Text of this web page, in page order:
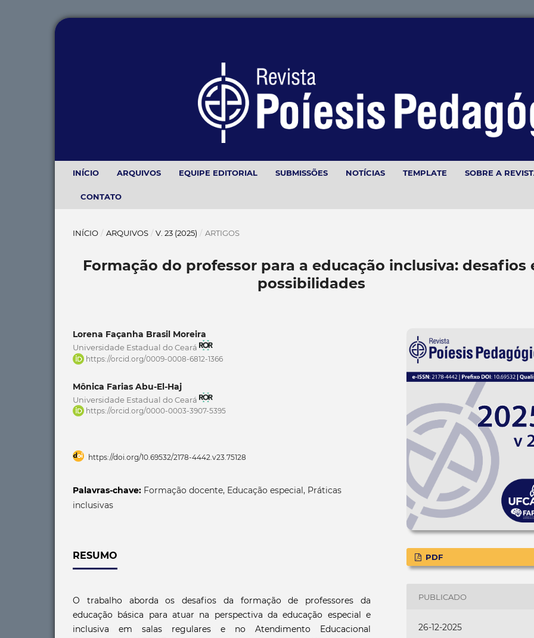
INÍCIO ARQUIVOS EQUIPE EDITORIAL SUBMISSÕES NOTÍCIAS TEMPLATE SOBRE A
CONTATO
INÍCIO / ARQUIVOS / V. 23 (2025) / ARTIGOS
Formação do professor para a educação inclusiva: desafios
possibilidades
Lorena Façanha Brasil Moreira
Universidade Estadual do Ceará
https://orcid.org/0009-0008-6812-1366
Mônica Farias Abu-El-Haj
Universidade Estadual do Ceará
https://orcid.org/0000-0003-3907-5395
https://doi.org/10.69532/2178-4442.v23.75128
Palavras-chave: Formação docente, Educação especial, Práticas
inclusivas
RESUMO
O trabalho aborda os desafios da formação de professores da
educação básica para atuar na perspectiva da educação especial e
inclusiva em salas regulares e no Atendimento Educacional
PDF
PUBLICADO
26-12-2025